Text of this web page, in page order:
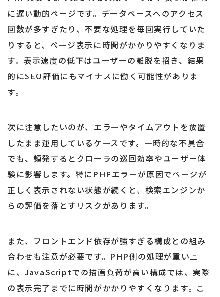
に遅い動的ページです。データベースへのアクセス
回数が多すぎたり、不要な処理を毎回実行していた
りすると、ページ表示に時間がかかりやすくなりま
す。表示速度の低下はユーザーの離脱を招き、結果
的にSEO評価にもマイナスに働く可能性がありま
す。
次に注意したいのが、エラーやタイムアウトを放置
したまま運用しているケースです。一時的な不具合
でも、頻発するとクローラの巡回効率やユーザー体
験に影響します。特にPHPエラーが原因でページが
正しく表示されない状態が続くと、検索エンジンか
らの評価を落とすリスクがあります。
また、フロントエンド依存が強すぎる構成との組み
合わせも注意が必要です。PHP側の処理が重い上
に、JavaScriptでの描画負荷が高い構成では、実際
の表示完了までに時間がかかりやすくなります。こ